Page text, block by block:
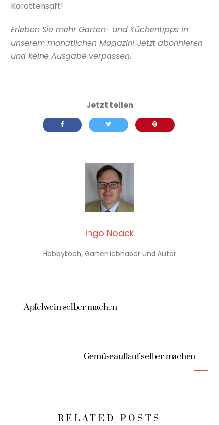
Karottensaft!
Erleben Sie mehr Garten- und Küchentipps in
unserem monatlichen Magazin! Jetzt abonnieren
und keine Ausgabe verpassen!
Ingo Noack
Hobbykoch, Gartenliebhaber und Autor
Apfelwein selber machen
Gemüseauflauf selber machen
RELATED POSTS